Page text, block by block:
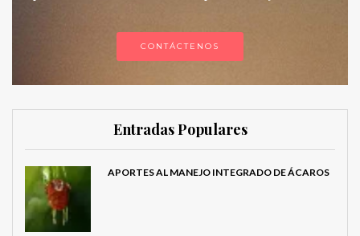
CONTÁCTENOS
Entradas Populares
APORTES AL MANEJO INTEGRADO DE ÁCAROS